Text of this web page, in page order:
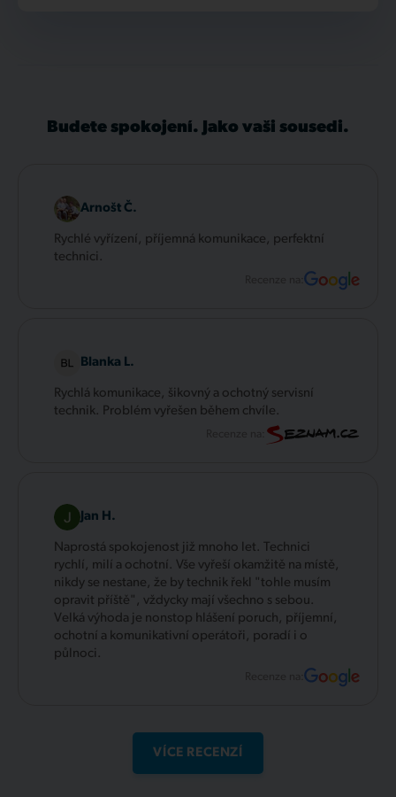
Budete spokojení. Jako vaši sousedi.
Arnošt Č.
Rychlé vyřízení, příjemná komunikace, perfektní
technici.
Recenze na:
Blanka L.
Rychlá komunikace, šikovný a ochotný servisní
technik. Problém vyřešen během chvíle.
Jan H.
Naprostá spokojenost již mnoho let. Technici
rychlí, milí a ochotní. Vše vyřeší okamžitě na místě,
nikdy se nestane, že by technik řekl "tohle musím
opravit příště", vždycky mají všechno s sebou.
Velká výhoda je nonstop hlášení poruch, příjemní,
ochotní a komunikativní operátoři, poradí i o
půlnoci.
Recenze na:
VÍCE RECENZÍ